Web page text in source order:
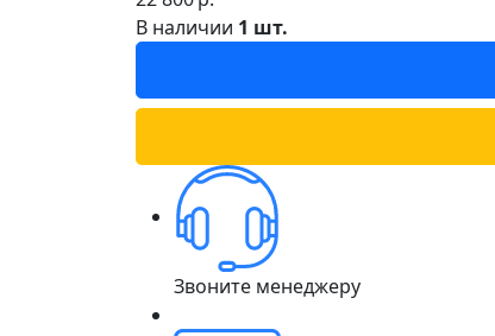
В наличии 1 шт.
Звоните менеджеру